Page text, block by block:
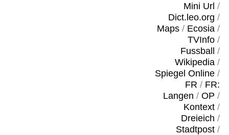
Mini Url /
Dict.leo.org /
Maps/ Ecosia/
TVInfo/
Fussball
/
Wikipedia/
Spiegel Online/
FR / FR:
Langen / OP /
Kontext/
Dreieich /
Stadtpost/